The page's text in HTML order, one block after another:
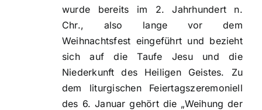
wurde bereits im 2. Jahrhundert n.
Chr., also lange vor dem
Weihnachtsfest eingeführt und bezieht
sich auf die Taufe Jesu und die
Niederkunft des Heiligen Geistes. Zu
dem liturgischen Feiertagszeremoniell
des 6. Januar gehört die „Weihung der